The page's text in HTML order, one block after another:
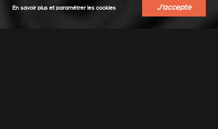
En savoir plus et paramétrer les cookies J'accepte